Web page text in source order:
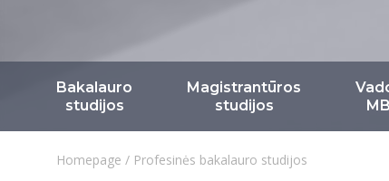
Bakalauro
studijos
Magistrantūros
studijos
Homepage / Profesinės bakalauro studijos